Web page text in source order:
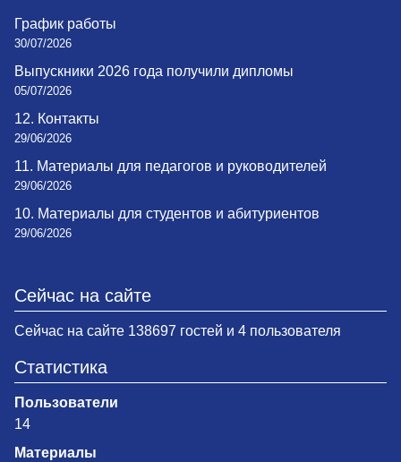
График работы
30/07/2026
Выпускники 2026 года получили дипломы
05/07/2026
12. Контакты
29/06/2026
11. Материалы для педагогов и руководителей
29/06/2026
10. Материалы для студентов и абитуриентов
29/06/2026
Сейчас на сайте
Сейчас на сайте 138697 гостей и 4 пользователя
Статистика
Пользователи
14
Материалы